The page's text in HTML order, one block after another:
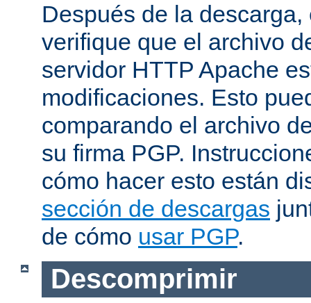
Después de la
verifique que el archivo
servidor HTTP Apache
modificaciones. Esto
comparando el archivo
su firma PGP.
cómo hacer esto están
sección de descargas
de cómo usar PGP.
Descomprimir